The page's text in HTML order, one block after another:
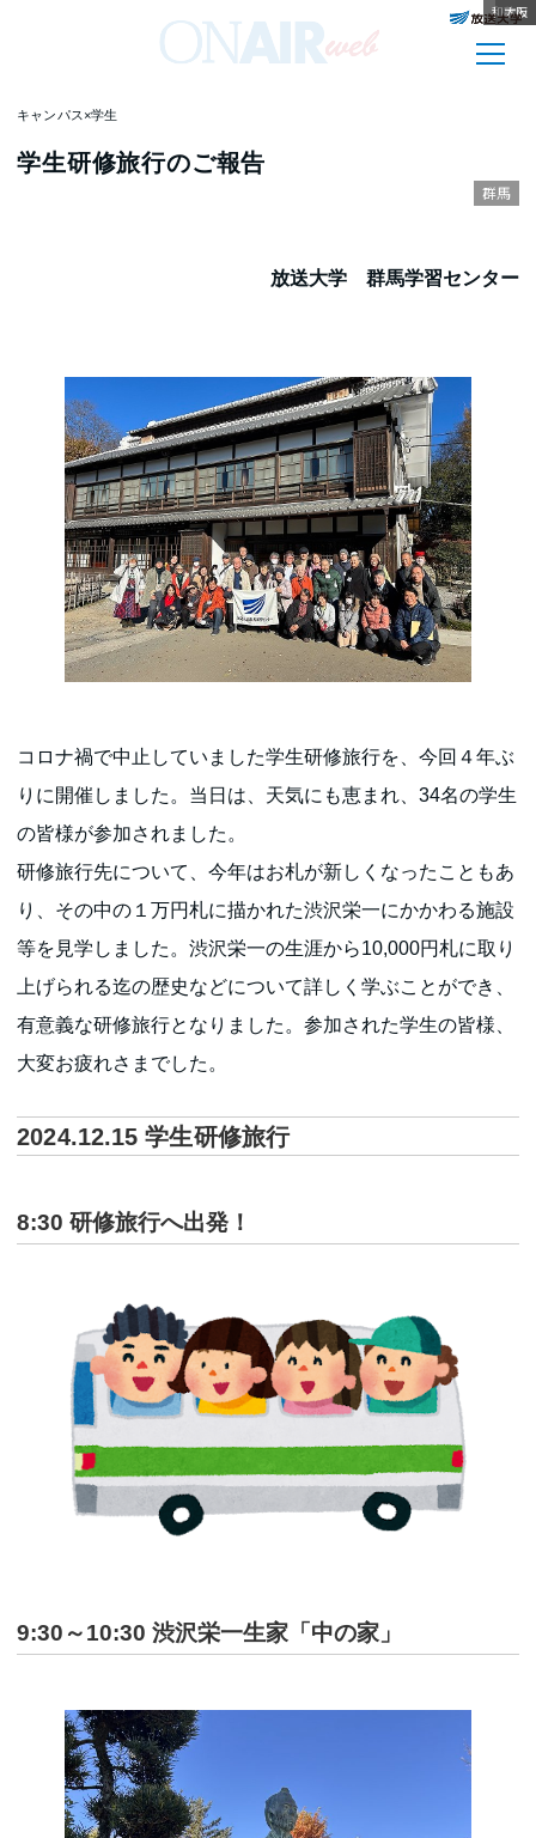
キャンパス×学生
学生研修旅行のご報告
群馬
放送大学 群馬学習センター
コロナ禍で中止していました学生研修旅行を、今回４年ぶ
りに開催しました。当日は、天気にも恵まれ、34名の学生
の皆様が参加されました。
研修旅行先について、今年はお札が新しくなったこともあ
り、その中の１万円札に描かれた渋沢栄一にかかわる施設
等を見学しました。渋沢栄一の生涯から10,000円札に取り
上げられる迄の歴史などについて詳しく学ぶことができ、
有意義な研修旅行となりました。参加された学生の皆様、
大変お疲れさまでした。
2024.12.15 学生研修旅行
8:30 研修旅行へ出発！
9:30～10:30 渋沢栄一生家「中の家」
北海道
島根
長崎
鳥取
福井
愛知
山口
栃木
熊本
秋田
和歌山
大阪